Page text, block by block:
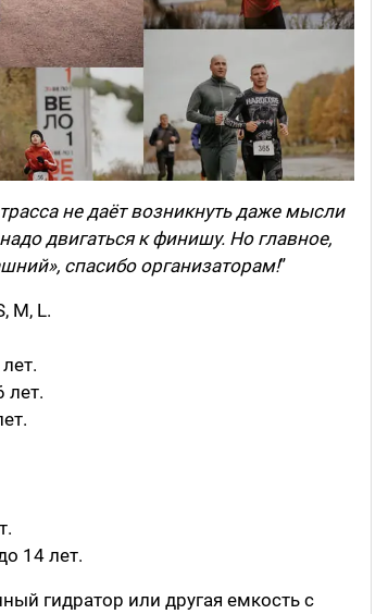
не даёт возникнуть даже мысли
двигаться к финишу. Но главное,
спасибо организаторам!”
M, L.
лет.
14 лет.
гидратор или другая емкость с